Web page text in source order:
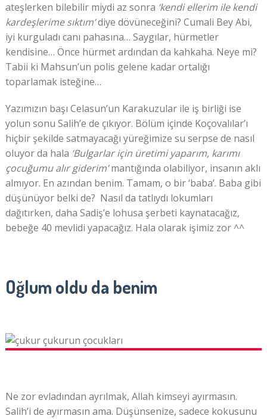
ateşlerken bilebilir miydi az sonra ‘kendi ellerim ile kendi
kardeşlerime sıktım’diye dövüneceğini? Cumali Bey Abi,
iyi kurguladı canı pahasına… Saygılar, hürmetler
kendisine… Önce hürmet ardından da kahkaha. Neye mi?
Tabii ki Mahsun’un polis gelene kadar ortalığı
toparlamak isteğine…
Yazımızın başı Celasun’un Karakuzular ile iş birliği ise
yolun sonu Salih’e de çıkıyor. Bölüm içinde Koçovalılar’ı
hiçbir şekilde satmayacağı yüreğimize su serpse de nasıl
oluyor da hala ‘Bulgarlar için üretimi yaparım, karımı
çocuğumu alır giderim’mantığında olabiliyor, insanın aklı
almıyor. En azından benim. Tamam, o bir ‘baba’. Baba gibi
düşünüyor belki de? Nasıl da tatlıydı lokumları
dağıtırken, daha Sadiş’e lohusa şerbeti kaynatacağız,
bebeğe 40 mevlidi yapacağız. Hala olarak işimiz zor ^^
Oğlum oldu da benim
Ne zor evladından ayrılmak, Allah kimseyi ayırmasın.
Salih’i de ayırmasın ama. Düşünsenize, sadece kokusunu